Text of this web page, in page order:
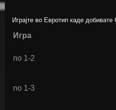
Играјте во Евротип каде
Игра
no 1-2
no 1-3